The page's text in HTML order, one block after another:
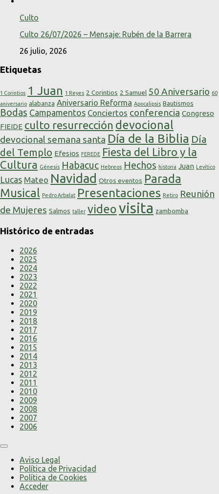
Culto
Culto 26/07/2026 – Mensaje: Rubén de la Barrera
26 julio, 2026
Etiquetas
1 Corintios 1 Juan 1 Reyes 2 Corintios 2 Samuel 50 Aniversario 60
aniversario alabanza Aniversario Reforma Apocalipsis Bautismos
Bodas Campamentos Conciertos conferencia Congreso
FIEIDE culto resurrección devocional
devocional semana santa Día de la Biblia Día
del Templo Efesios FEREDE Fiesta del Libro y la
Cultura Génesis Habacuc Hebreos Hechos historia Juan Levítico
Lucas Mateo Navidad Otros eventos Parada
Musical Pedro Arbalat Presentaciones Retiro Reunión
de Mujeres Salmos taller videovisita zambomba
Histórico de entradas
2026
2025
2024
2023
2022
2021
2020
2019
2018
2017
2016
2015
2014
2013
2012
2011
2010
2009
2008
2007
2006
Aviso Legal
Política de Privacidad
Política de Cookies
Acceder